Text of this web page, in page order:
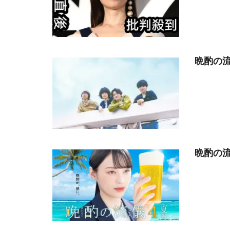
晩酌の
晩酌の